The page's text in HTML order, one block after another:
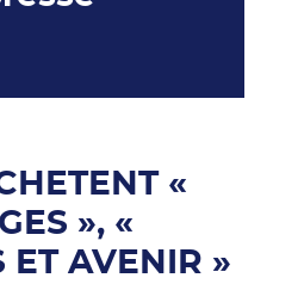
«
», «
ET AVENIR »